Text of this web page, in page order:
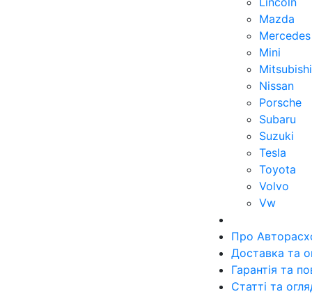
Mazda
Mercedes
Mini
Mitsubishi
Nissan
Porsche
Subaru
Suzuki
Tesla
Toyota
Volvo
Vw
Про
Доставка та
Гарантія та
Статті та